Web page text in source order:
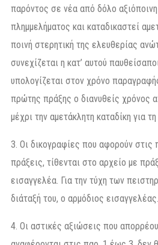
παρόντος σε νέα από δόλο
πλημμελήματος και καταδικαστεί
ποινή στερητική της ελευθερίας
συνεχίζεται η κατ’ αυτού
υπολογίζεται στον χρόνο
πρώτης πράξης ο διανυθείς χρόνος
μέχρι την αμετάκλητη καταδίκη για
3. Οι δικογραφίες που αφορούν στις
πράξεις, τίθενται στο αρχείο με
εισαγγελέα. Για την τύχη των
διάταξή του, ο αρμόδιος εισαγγελέας.
4. Οι αστικές αξιώσεις που